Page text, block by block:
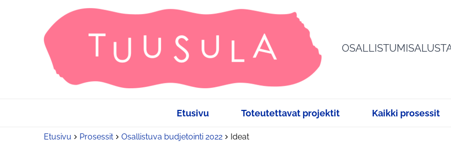
Etusivu Toteutettavat projektit Kaikki prosessit
Etusivu Prosessit Osallistuva budjetointi 2022 Ideat